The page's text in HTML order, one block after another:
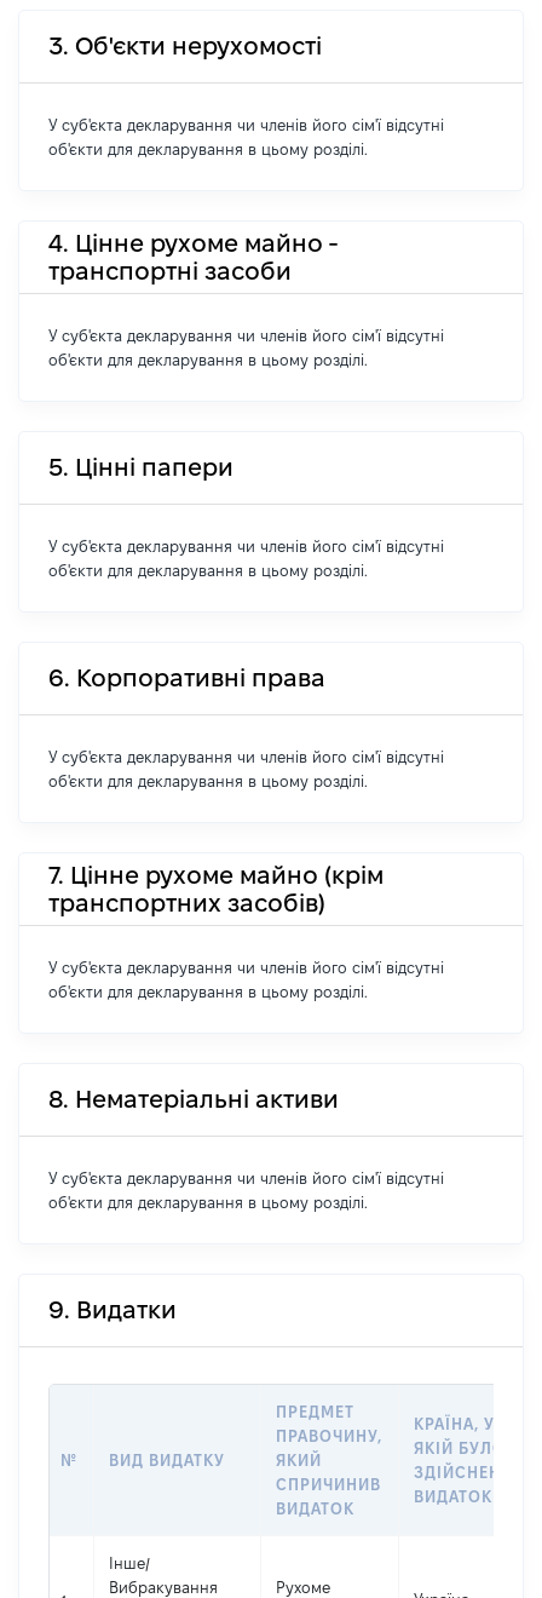
3. Об'єкти нерухомості
У суб'єкта декларування чи членів його сім'ї відсутні
об'єкти для декларування в цьому розділі.
4. Цінне рухоме майно -
транспортні засоби
У суб'єкта декларування чи членів його сім'ї відсутні
об'єкти для декларування в цьому розділі.
5. Цінні папери
У суб'єкта декларування чи членів його сім'ї відсутні
об'єкти для декларування в цьому розділі.
6. Корпоративні права
У суб'єкта декларування чи членів його сім'ї відсутні
об'єкти для декларування в цьому розділі.
7. Цінне рухоме майно (крім
транспортних засобів)
У суб'єкта декларування чи членів його сім'ї відсутні
об'єкти для декларування в цьому розділі.
8. Нематеріальні активи
У суб'єкта декларування чи членів його сім'ї відсутні
об'єкти для декларування в цьому розділі.
9. Видатки
№ ВИД ВИДАТКУ
ПРЕДМЕТ
ПРАВОЧИНУ,
ЯКИЙ
СПРИЧИНИВ
ВИДАТОК
КРАЇНА, У
ЯКІЙ БУЛО
ЗДІЙСНЕНО
ВИДАТОК
Інше/
Вибракування
Рухоме